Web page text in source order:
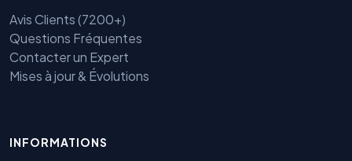
Avis Clients (7200+)
Questions Fréquentes
Contacter un Expert
Mises à jour & Évolutions
INFORMATIONS